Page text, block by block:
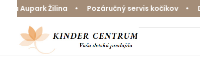
Aupark Žilina • Pozáručný servis kočíkov •